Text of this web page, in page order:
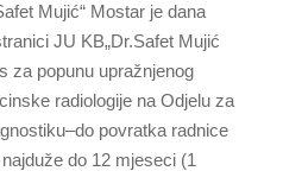
Mujić“ Mostar je dana
JU KB„Dr.Safet Mujić
za popunu upražnjenog
radiologije na Odjelu za
povratka radnice
do 12 mjeseci (1